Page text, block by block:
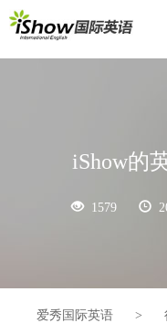
iShow的
1579
爱秀国际英语 >